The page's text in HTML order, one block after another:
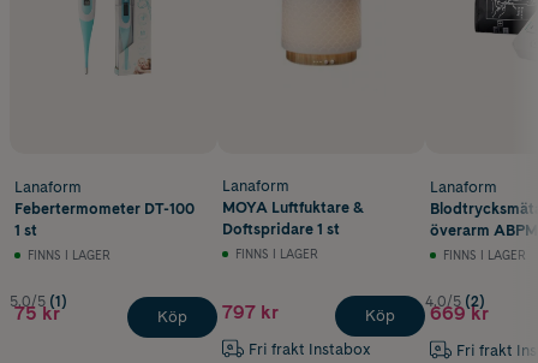
Lanaform
Febertermometer DT-100
1 st
FINNS I LAGER
5.0/5 (1)
75 kr Köp
Lanaform
MOYA Luftfuktare &
Doftspridare 1 st
FINNS I LAGER
797 kr
Fri frakt Instabox
Köp
Lanaform
överarm
FINNS I LAGER
4.0/5 (2)
669 kr
Fri frakt